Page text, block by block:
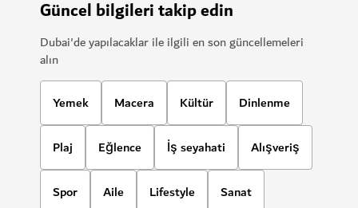
Güncel bilgileri takip edin
Dubai'de yapılacaklar ile ilgili en son güncellemeleri
alın
Yemek Macera Kültür Dinlenme
Plaj Eğlence İş seyahati Alışveriş
Spor Aile Lifestyle Sanat